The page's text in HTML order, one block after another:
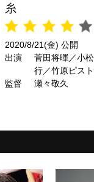
糸
2020/8/21(金) 公開
出演
菅田将暉／小
行／竹原ピス
斎藤工／榮倉
監督 瀬々敬久